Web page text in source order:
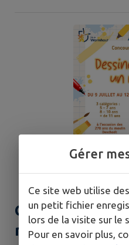
Concours de
moi un
Gérer
Ce site web utilise
un petit fichier
lors de la visite sur le
Pour en savoir plus,